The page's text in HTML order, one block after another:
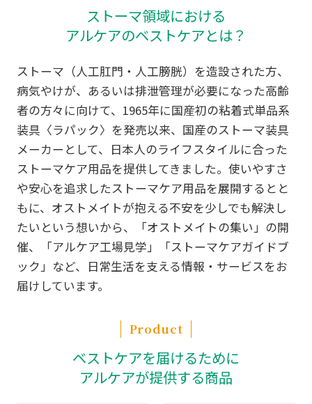
ストーマ領域における
アルケアのベストケアとは？
ストーマ（人工肛門・人工膀胱）を造設された方、
病気やけが、あるいは排泄管理が必要になった高齢
者の方々に向けて、1965年に国産初の粘着式単品系
装具〈ラパック〉を発売以来、国産のストーマ装具
メーカーとして、日本人のライフスタイルに合った
ストーマケア用品を提供してきました。使いやすさ
や安心を追求したストーマケア用品を展開するとと
もに、オストメイトが抱える不安を少しでも解決し
たいという想いから、「オストメイトの集い」の開
催、「アルケア工場見学」「ストーマケアガイドブ
ック」など、日常生活を支える情報・サービスをお
届けしています。
Product
ベストケアを届けるために
アルケアが提供する商品